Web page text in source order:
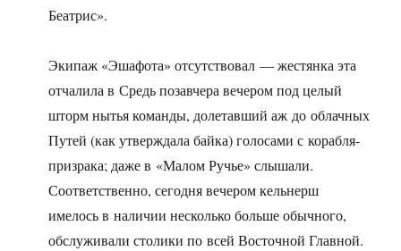
Беатрис».
Экипаж «Эшафота» отсутствовал — жестянка эта
отчалила в Средь позавчера вечером под целый
шторм нытья команды, долетавший аж до облачных
Путей (как утверждала байка) голосами с корабля-
призрака; даже в «Малом Ручье» слышали.
Соответственно, сегодня вечером кельнерш
имелось в наличии несколько больше обычного,
обслуживали столики по всей Восточной Главной.